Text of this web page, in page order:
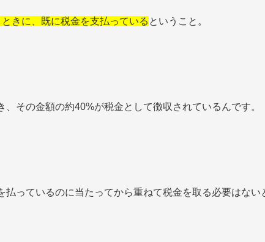
きに、既に税金を支払っている ということ。
、その金額の約40%が税金として徴収されているんです。
払っているのに当たってから重ねて税金を取る必要はな